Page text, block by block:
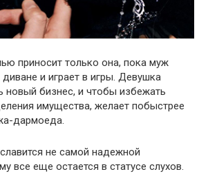
приносит только она, пока муж
и играет в игры. Девушка
новый бизнес, и чтобы избежать
имущества, желает побыстрее
дармоеда.
не самой надежной
все еще остается в статусе слухов.